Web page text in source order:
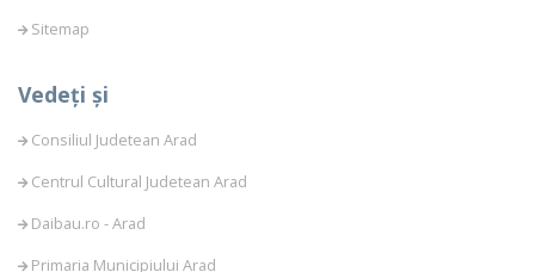
Sitemap
Vedeți și
Consiliul Judetean Arad
Centrul Cultural Judetean Arad
Daibau.ro - Arad
Primaria Municipiului Arad